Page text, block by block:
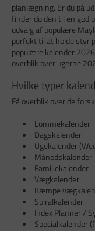
planlægning. Er du på
finder du den til en god
udvalg af populære
perfekt til at holde styr
populære kalender
overblik over ugerne
Hvilke typer
Få overblik over de
Lommekalender
Dagskalender
Ugekalender
Månedskalender
Familiekalender
Vægkalender
Kæmpe
Spiralkalender
Index Planner /
Specialkalender